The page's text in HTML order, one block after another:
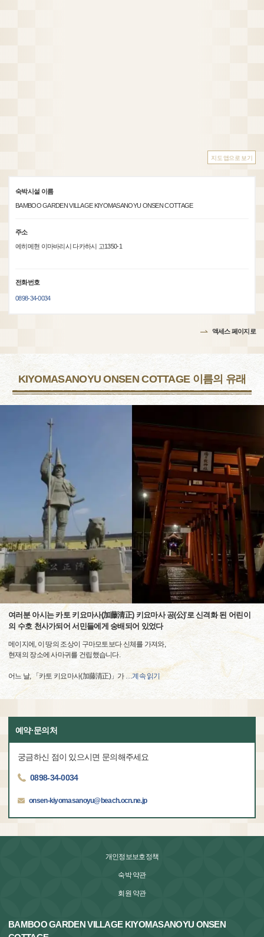
지도 앱으로 보기
숙박시설 이름
BAMBOO GARDEN VILLAGE KIYOMASANOYU ONSEN COTTAGE
주소
에히메현 이마바리시 다카하시 고1350-1
전화번호
0898-34-0034
액세스 페이지로
KIYOMASANOYU ONSEN COTTAGE 이름의 유래
여러분 아시는 카토 키요마사(加藤清正) 키요마사 공(公)'로 신격화 된 어린이
의 수호 천사가되어 서민들에게 숭배되어 있었다
메이지에, 이 땅의 조상이 구마모토보다 신체를 가져와,
현재의 장소에 사마귀를 건립했습니다.
어느 날, 「카토 키요마사(加藤清正)」가 …계속 읽기
예약·문의처
궁금하신 점이 있으시면 문의해주세요
0898-34-0034
onsen-kiyomasanoyu@beach.ocn.ne.jp
개인정보보호정책
숙박 약관
회원 약관
BAMBOO GARDEN VILLAGE KIYOMASANOYU ONSEN